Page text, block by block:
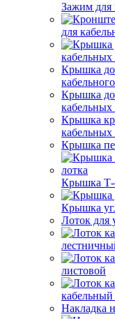
Зажим для
для
кабельных
Крышка
Крышка
кабельных
Крышка
кабельных
Крышка
Крышка Т-
Крышка
Лоток для
листовой
Накладка